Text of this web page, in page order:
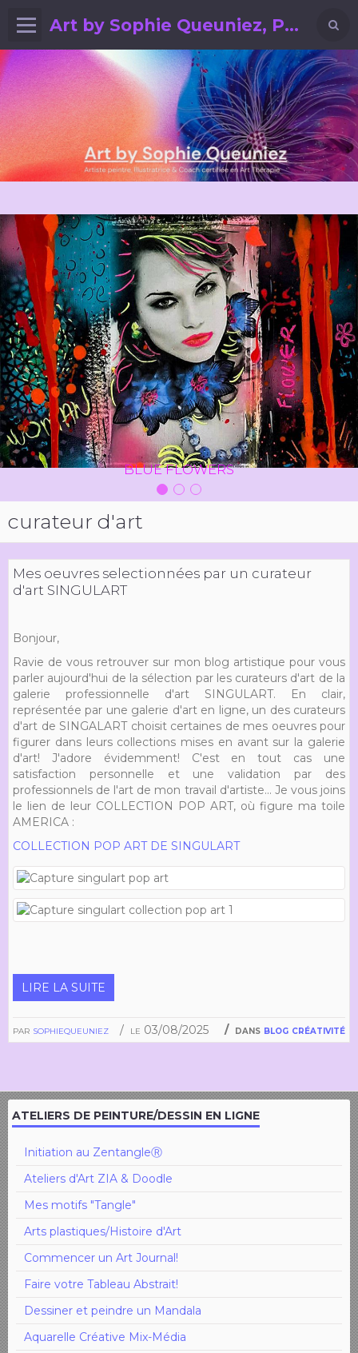
Art by Sophie Queuniez, Peintre, Illustratrice, CZT & Art Coach
BLUE FLOWERS
curateur d'art
Mes oeuvres selectionnées par un curateur
d'art SINGULART
par sophiequeuniez le 03/08/2025 dans blog créativité
Bonjour,
Ravie de vous retrouver sur mon blog artistique pour vous
parler aujourd'hui de la sélection par les curateurs d'art de la
galerie professionnelle d'art SINGULART. En clair,
représentée par une galerie d'art en ligne, un des curateurs
d'art de SINGALART choisit certaines de mes oeuvres pour
figurer dans leurs collections mises en avant sur la galerie
d'art! J'adore évidemment! C'est en tout cas une
satisfaction personnelle et une validation par des
professionnels de l'art de mon travail d'artiste... Je vous joins
le lien de leur COLLECTION POP ART, où figure ma toile
AMERICA :
COLLECTION POP ART DE SINGULART
LIRE LA SUITE
ATELIERS DE PEINTURE/DESSIN EN LIGNE
Initiation au ZentangleⓇ
Ateliers d'Art ZIA & Doodle
Mes motifs "Tangle"
Arts plastiques/Histoire d'Art
Commencer un Art Journal!
Faire votre Tableau Abstrait!
Dessiner et peindre un Mandala
Aquarelle Créative Mix-Média